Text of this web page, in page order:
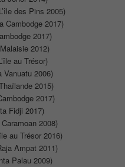
des Pins 2005)
Cambodge 2017)
2017)
2012)
au Trésor)
Vanuatu 2006)
2015)
2017)
Fidji 2017)
2008)
au Trésor 2016)
Ampat 2011)
Palau 2009)